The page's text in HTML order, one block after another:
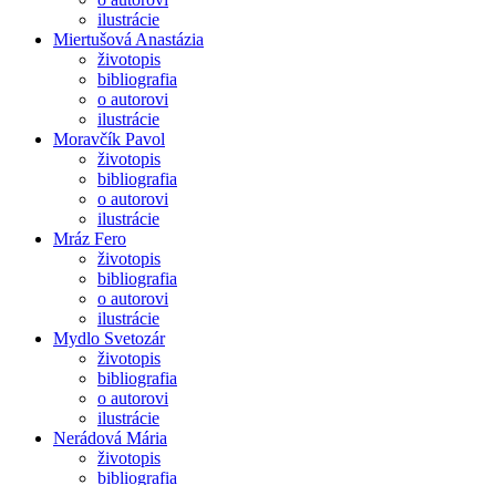
ilustrácie
Miertušová Anastázia
životopis
bibliografia
o autorovi
ilustrácie
Moravčík Pavol
životopis
bibliografia
o autorovi
ilustrácie
Mráz Fero
životopis
bibliografia
o autorovi
ilustrácie
Mydlo Svetozár
životopis
bibliografia
o autorovi
ilustrácie
Nerádová Mária
životopis
bibliografia